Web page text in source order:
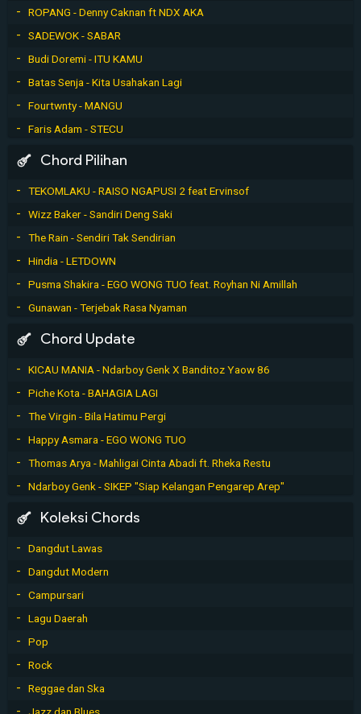
ROPANG - Denny Caknan ft NDX AKA
SADEWOK - SABAR
Budi Doremi - ITU KAMU
Batas Senja - Kita Usahakan Lagi
Fourtwnty - MANGU
Faris Adam - STECU
Chord Pilihan
TEKOMLAKU - RAISO NGAPUSI 2 feat Ervinsof
Wizz Baker - Sandiri Deng Saki
The Rain - Sendiri Tak Sendirian
Hindia - LETDOWN
Pusma Shakira - EGO WONG TUO feat. Royhan Ni Amillah
Gunawan - Terjebak Rasa Nyaman
Chord Update
KICAU MANIA - Ndarboy Genk X Banditoz Yaow 86
Piche Kota - BAHAGIA LAGI
The Virgin - Bila Hatimu Pergi
Happy Asmara - EGO WONG TUO
Thomas Arya - Mahligai Cinta Abadi ft. Rheka Restu
Ndarboy Genk - SIKEP "Siap Kelangan Pengarep Arep"
Koleksi Chords
Dangdut Lawas
Dangdut Modern
Campursari
Lagu Daerah
Pop
Rock
Reggae dan Ska
Jazz dan Blues